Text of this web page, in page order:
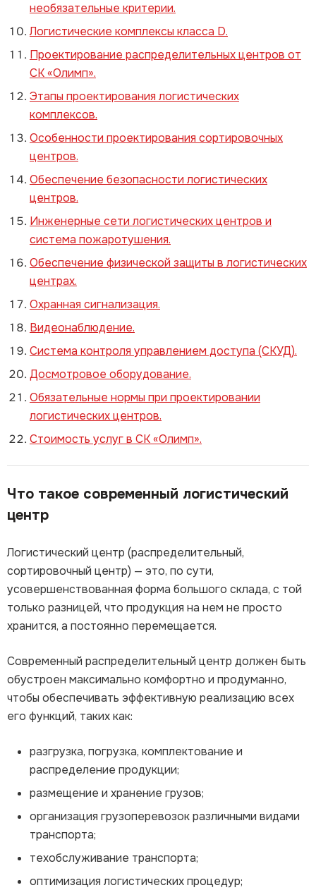
необязательные критерии.
Логистические комплексы класса D.
Проектирование распределительных центров от
СК «Олимп».
Этапы проектирования логистических
комплексов.
Особенности проектирования сортировочных
центров.
Обеспечение безопасности логистических
центров.
Инженерные сети логистических центров и
система пожаротушения.
Обеспечение физической защиты в логистических
центрах.
Охранная сигнализация.
Видеонаблюдение.
Система контроля управлением доступа (СКУД).
Досмотровое оборудование.
Обязательные нормы при проектировании
логистических центров.
Стоимость услуг в СК «Олимп».
Что такое современный логистический
центр
Логистический центр (распределительный,
сортировочный центр) — это, по сути,
усовершенствованная форма большого склада, с той
только разницей, что продукция на нем не просто
хранится, а постоянно перемещается.
Современный распределительный центр должен быть
обустроен максимально комфортно и продуманно,
чтобы обеспечивать эффективную реализацию всех
его функций, таких как:
разгрузка, погрузка, комплектование и
распределение продукции;
размещение и хранение грузов;
организация грузоперевозок различными видами
транспорта;
техобслуживание транспорта;
оптимизация логистических процедур;